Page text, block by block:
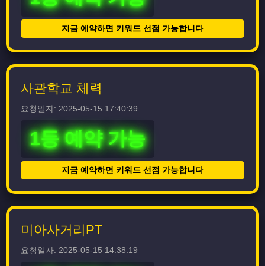
지금 예약하면 키워드 선점 가능합니다
사관학교 체력
요청일자: 2025-05-15 17:40:39
1등 예약 가능
지금 예약하면 키워드 선점 가능합니다
미아사거리PT
요청일자: 2025-05-15 14:38:19